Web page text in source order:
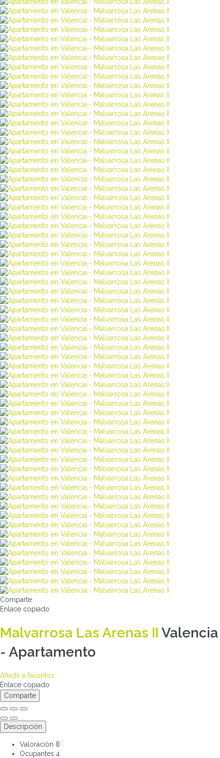
Comparte
Enlace copiado
Malvarrosa Las Arenas II Valencia
- Apartamento
Añadir a favoritos
Enlace copiado
Comparte
Descripción
Valoración 8
Ocupantes 4